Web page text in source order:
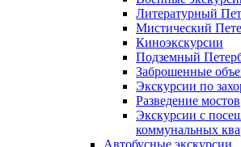
Литературный
Мистический
Киноэкскурсии
Подземный
Заброшенные
Экскурсии по
Разведение мостов
Экскурсии с
коммунальных